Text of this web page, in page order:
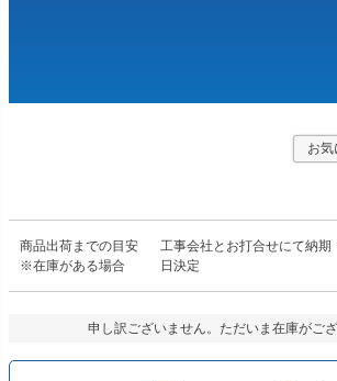
お気
商品出荷までの目安
※在庫がある場合
工事会社とお打合せにて納期
日決定
申し訳ございません。ただいま在庫がござ